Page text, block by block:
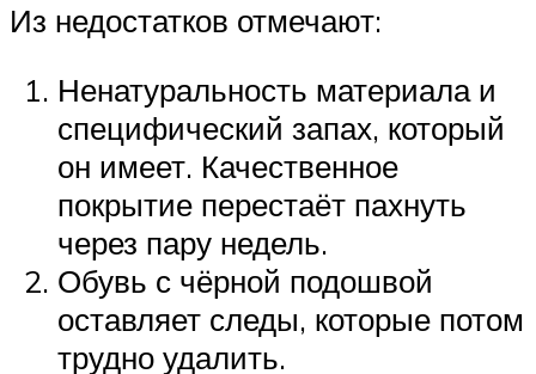
Из недостатков отмечают:
Ненатуральность материала и
специфический запах, который
он имеет. Качественное
покрытие перестаёт пахнуть
через пару недель.
Обувь с чёрной подошвой
оставляет следы, которые потом
трудно удалить.